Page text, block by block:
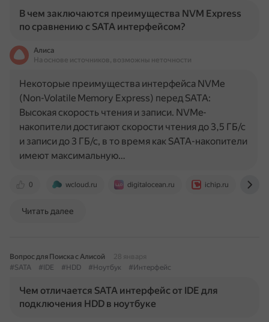
В чем заключаются преимущества NVM Express
по сравнению с SATA интерфейсом?
Алиса
На основе источников, возможны неточности
0 wcloud.ru digitalocean.ru ichip.ru
Некоторые преимущества интерфейса NVMe
(Non-Volatile Memory Express) перед SATA:
Высокая скорость чтения и записи. NVMe-
накопители достигают скорости чтения до 3,5 ГБ/с
и записи до 3 ГБ/с, в то время как SATA-накопители
имеют максимальную…
Читать далее
Вопрос для Поиска с Алисой
28 января
#SATA
#IDE #HDD #Ноутбук #Интерфейс
Чем отличается SATA интерфейс от IDE для
подключения HDD в ноутбуке